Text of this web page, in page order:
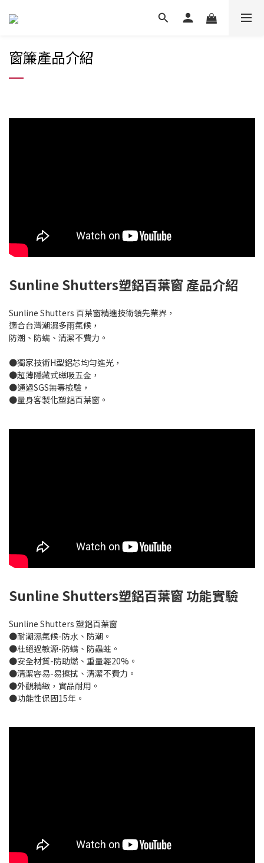
窗簾產品介紹
Sunline Shutters塑鋁百葉窗 產品介紹
Sunline Shutters 百葉窗精進技術領先業界，
適合台灣潮濕多⾬氣候，
防潮、防螨、清潔不費⼒。
●獨家技術H型鋁芯均勻進光，
●超薄隱藏式磁吸五⾦，
●通過SGS無毒檢驗，
●量⾝客製化塑鋁百葉窗。
Sunline Shutters塑鋁百葉窗 功能實驗
Sunline Shutters 塑鋁百葉窗
●耐潮濕氣候-防⽔、防潮。
●杜絕過敏源-防螨、防蟲蛀。
●安全材質-防助燃、重量輕20%。
●清潔容易-易擦拭、清潔不費⼒。
●外觀精緻，實品耐⽤。
●功能性保固15年。